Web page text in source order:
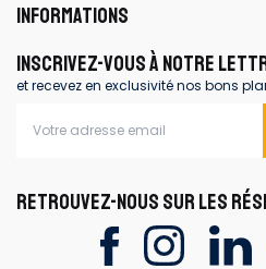
INFORMATIONS
INSCRIVEZ-VOUS À NOTRE
et recevez en exclusivité nos bons
RETROUVEZ-NOUS SUR LES